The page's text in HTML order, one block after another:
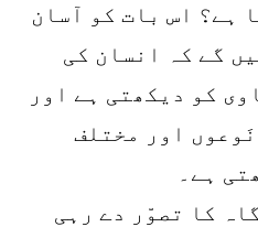
ہے؟ اس بات کو آسان
گے کہ انسان کی
کو دیکھتی ہے اور
اور مختلف
ہے۔
کا تصوّر دے رہی